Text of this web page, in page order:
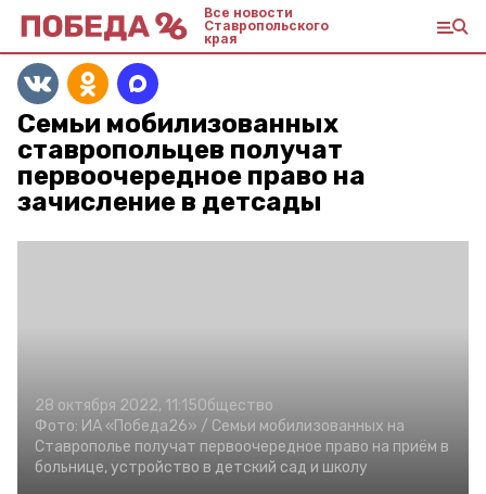
Все новости
Ставропольского
края
Семьи мобилизованных
ставропольцев получат
первоочередное право на
зачисление в детсады
28 октября 2022, 11:15Общество
Фото: ИА «Победа26» / Семьи мобилизованных на
Ставрополье получат первоочередное право на приём в
больнице, устройство в детский сад и школу